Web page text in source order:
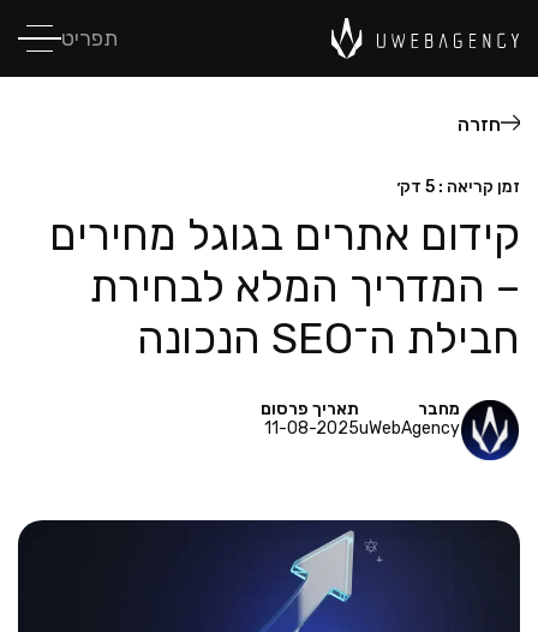
תפריט
חזרה
זמן קריאה : 5 דק׳
קידום אתרים בגוגל מחירים
– המדריך המלא לבחירת
חבילת ה־SEO הנכונה
מחבר
uWebAgency
תאריך פרסום
11-08-2025